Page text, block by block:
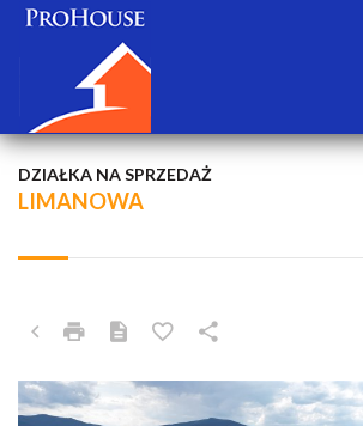
LIMANOWA
DZIAŁKA NA SPRZEDAŻ